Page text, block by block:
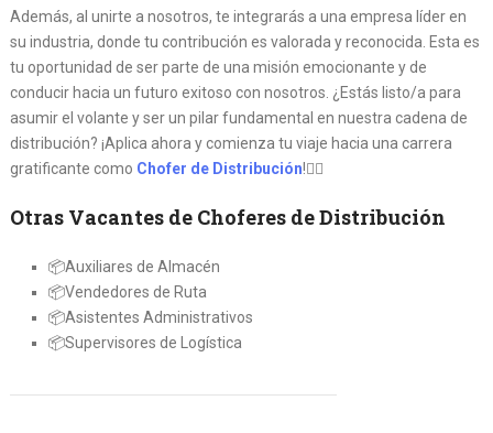
Además, al unirte a nosotros, te integrarás a una empresa líder en
su industria, donde tu contribución es valorada y reconocida. Esta es
tu oportunidad de ser parte de una misión emocionante y de
conducir hacia un futuro exitoso con nosotros. ¿Estás listo/a para
asumir el volante y ser un pilar fundamental en nuestra cadena de
distribución? ¡Aplica ahora y comienza tu viaje hacia una carrera
gratificante como Chofer de Distribución!👨‍✈️
Otras Vacantes de Choferes de Distribución
📦Auxiliares de Almacén
📦Vendedores de Ruta
📦Asistentes Administrativos
📦Supervisores de Logística